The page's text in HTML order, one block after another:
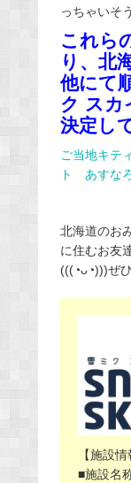
っちゃいそ
これら
り、北
他にて
ク スカ
決定し
ご当地キテ
ト あすな
北海道のお
に住むお友
(((◔ᴗ◔)))ぜ
【施設情
■施設名